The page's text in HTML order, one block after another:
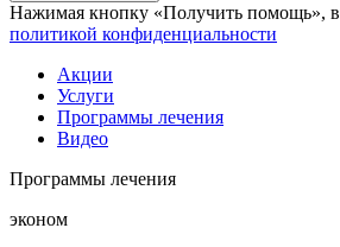
Нажимая кнопку «Получить помощь»,
политикой конфиденциальности
Акции
Услуги
Программы лечения
Видео
Программы лечения
эконом